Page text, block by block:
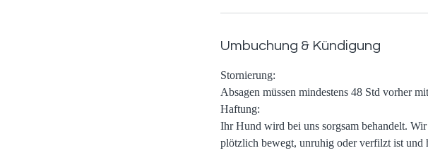
Umbuchung & Kündigung
Stornierung:
Absagen müssen mindestens 48 Std vorher
Haftung:
Ihr Hund wird bei uns sorgsam behandelt.
plötzlich bewegt, unruhig oder verfilzt ist und